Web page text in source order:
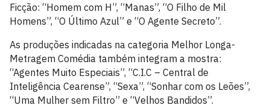
Ficção: “Homem com H”, “Manas”, “O Filho de Mil
Homens”, “O Último Azul” e “O Agente Secreto”.
As produções indicadas na categoria Melhor Longa-
Metragem Comédia também integram a mostra:
“Agentes Muito Especiais”, “C.I.C – Central de
Inteligência Cearense”, “Sexa”, “Sonhar com os Leões”,
“Uma Mulher sem Filtro” e “Velhos Bandidos”.